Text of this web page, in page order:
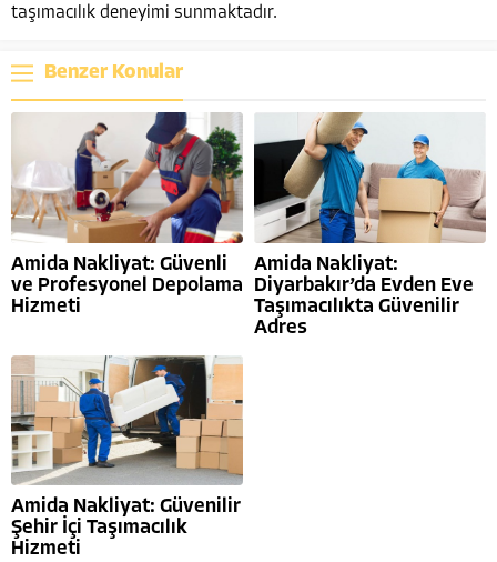
taşımacılık deneyimi sunmaktadır.
Benzer Konular
Amida Nakliyat: Güvenli
ve Profesyonel Depolama
Hizmeti
Amida Nakliyat:
Diyarbakır’da Evden Eve
Taşımacılıkta Güvenilir
Adres
Amida Nakliyat: Güvenilir
Şehir İçi Taşımacılık
Hizmeti